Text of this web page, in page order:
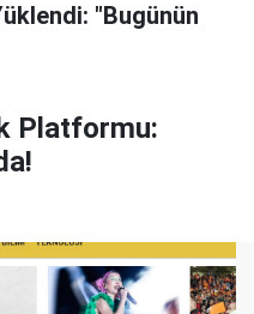
"Bugünün
Platformu: